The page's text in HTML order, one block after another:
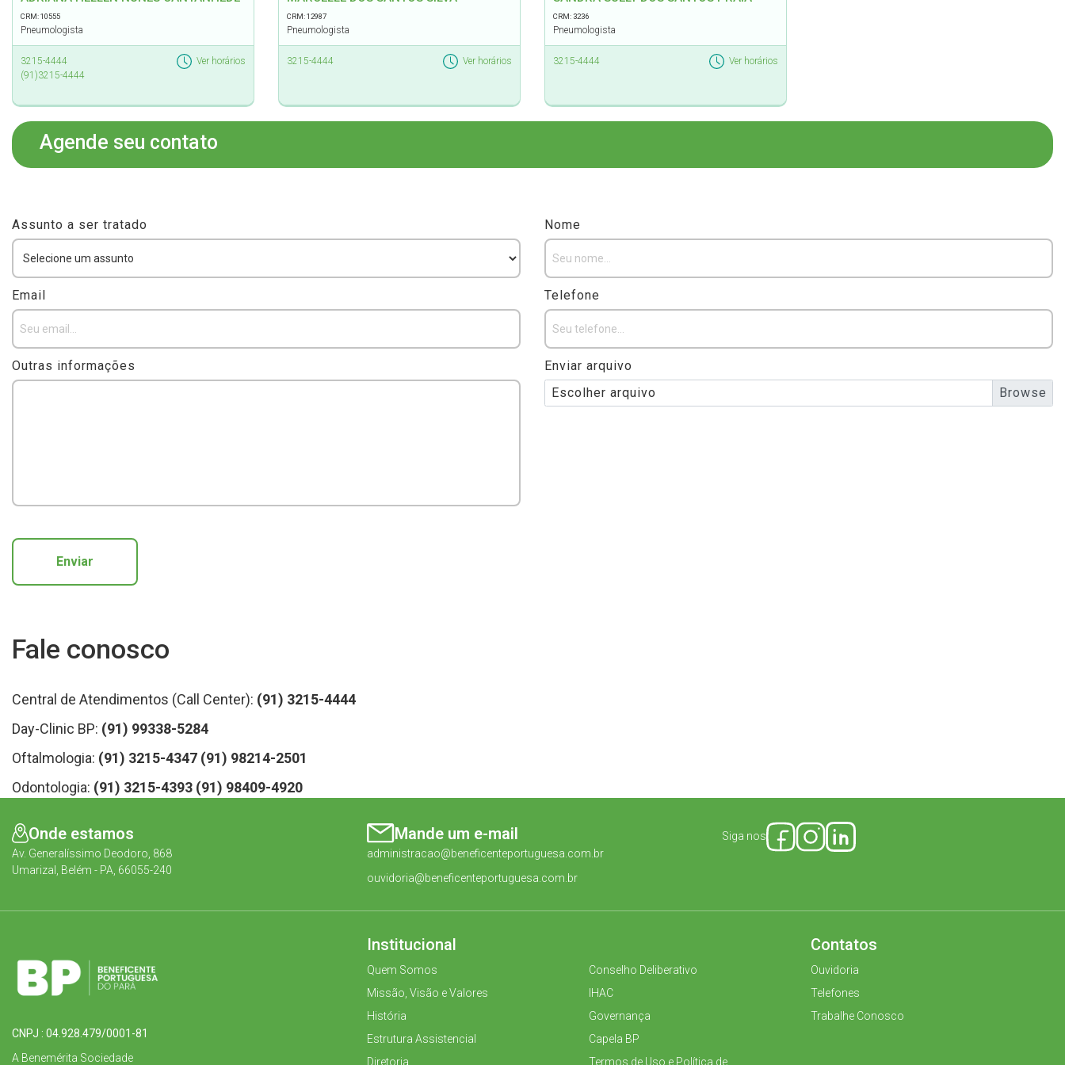
CRM: 10555
Pneumologista
3215-4444
(91)3215-4444
Ver horários
CRM: 12987
Pneumologista
3215-4444 Ver horários
CRM: 3236
Pneumologista
3215-4444 Ver horários
Agende seu contato
Assunto a ser tratado Nome
Email Telefone
Outras informações
Enviar arquivo
Escolher arquivo
Enviar
Fale conosco
Central de Atendimentos (Call Center): (91) 3215-4444
Day-Clinic BP: (91) 99338-5284
Oftalmologia: (91) 3215-4347 (91) 98214-2501
Odontologia: (91) 3215-4393 (91) 98409-4920
Onde estamos
Av. Generalíssimo Deodoro, 868
Umarizal, Belém - PA, 66055-240
Mande um e-mail
administracao@beneficenteportuguesa.com.br
ouvidoria@beneficenteportuguesa.com.br
Siga nos
CNPJ : 04.928.479/0001-81
A Benemérita Sociedade
Institucional
Quem Somos
Missão, Visão e Valores
História
Estrutura Assistencial
Diretoria
Conselho Deliberativo
IHAC
Governança
Capela BP
Termos de Uso e Política de
Contatos
Ouvidoria
Telefones
Trabalhe Conosco